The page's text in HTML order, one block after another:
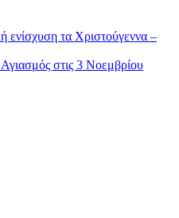
ενίσχυση τα Χριστούγεννα –
στις 3 Νοεμβρίου